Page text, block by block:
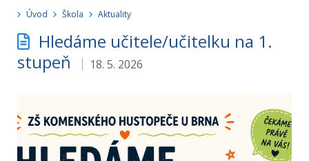
Úvod Škola Aktuality
Hledáme učitele/učitelku na 1.
stupeň
18. 5. 2026